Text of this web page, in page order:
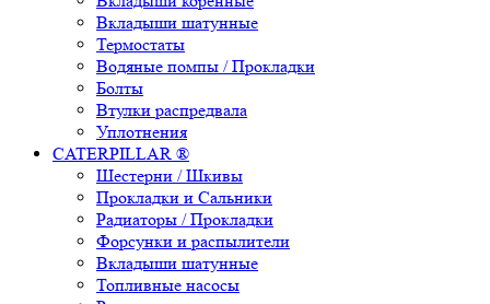
Вкладыши шатунные
Термостаты
Водяные помпы / Прокладки
Болты
Втулки распредвала
Уплотнения
CATERPILLAR ®
Шестерни / Шкивы
Прокладки и Сальники
Радиаторы / Прокладки
Форсунки и распылители
Вкладыши шатунные
Топливные насосы